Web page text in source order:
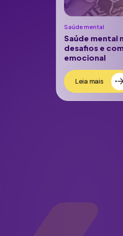
Saúde mental
Saúde mental
desafios e
emocional
Leia mais